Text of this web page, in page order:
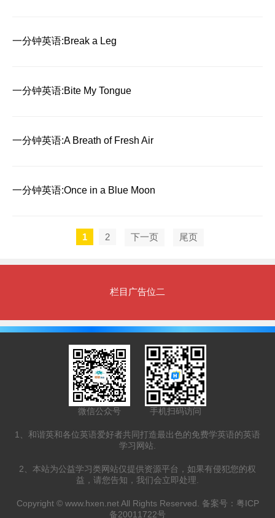
一分钟英语:Break a Leg
一分钟英语:Bite My Tongue
一分钟英语:A Breath of Fresh Air
一分钟英语:Once in a Blue Moon
1 2 下一页 尾页
栏目广告位二
微信公众号 手机扫码访问
1、和谐英和各位英语爱好者共同打造最出色的免费学英语的英语
学习网站.
2、本站为公益学习类网站仅提供资源平台，如果有侵犯您的权
益，请您告知，我们会立即处理.
Copyright © www.hxen.netAll Rights Reserved. 备案号： 粤ICP
备20011722号